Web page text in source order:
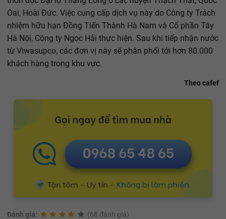
Oai, Hoài Đức. Việc cung cấp dịch vụ này do Công ty Trách
nhiệm hữu hạn Đồng Tiến Thành Hà Nam và Cổ phần Tây
Hà Nội, Công ty Ngọc Hải thực hiện. Sau khi tiếp nhận nước
từ Viwasupco, các đơn vị này sẽ phân phối tới hơn 80.000
khách hàng trong khu vực.
Theo cafef
Đánh giá: (68 đánh giá)